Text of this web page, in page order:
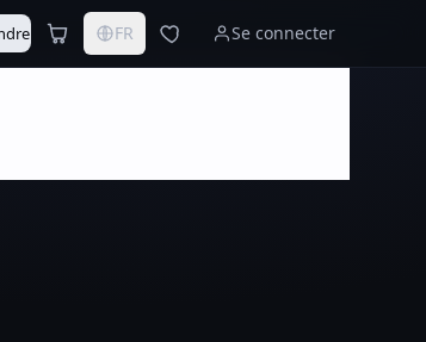
FR Se connecter